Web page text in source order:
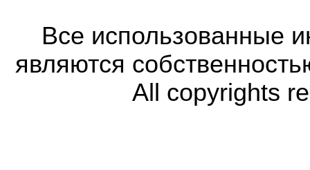
Все использованные
являются
All copyrights